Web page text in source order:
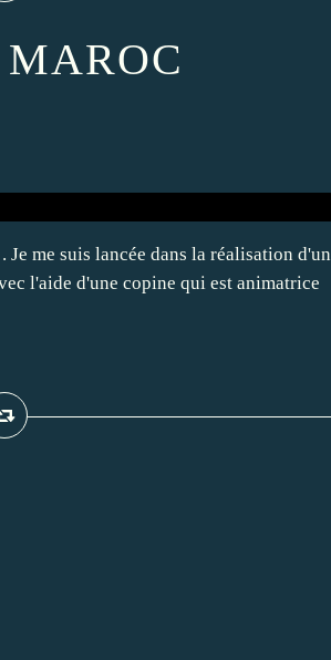
me suis lancée dans la réalisation d'un
l'aide d'une copine qui est animatrice